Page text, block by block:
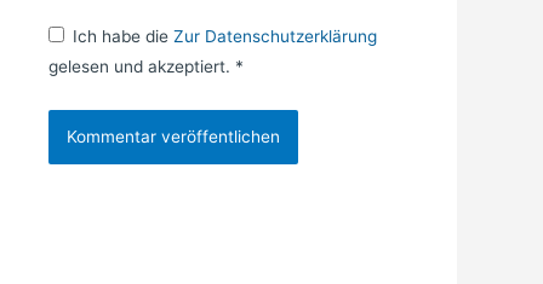
Ich habe die Zur Datenschutzerklärung
gelesen und akzeptiert. *